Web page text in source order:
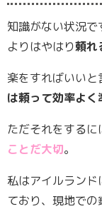
知識がない状況
よりはやはり頼れ
楽をすればいいと
は頼って効率よく
ただそれをするに
ことだ大切。
私はアイルラン
ており、現地で